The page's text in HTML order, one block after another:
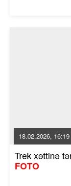
18.02.2026, 16:19
Trek xəttinə
FOTO